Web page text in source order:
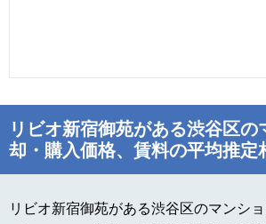
リビオ新宿御苑がある渋谷区の
却・購入価格、賃料の平均推定
リビオ新宿御苑がある渋谷区のマンシ